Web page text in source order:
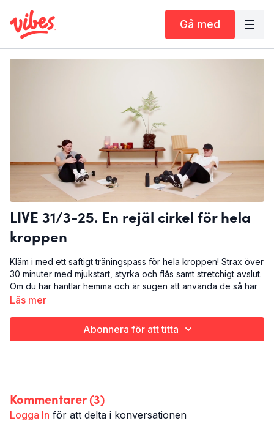
Gå med
LIVE 31/3-25. En rejäl cirkel för hela
kroppen
Kläm i med ett saftigt träningspass för hela kroppen! Strax över
30 minuter med mjukstart, styrka och flås samt stretchigt avslut.
Om du har hantlar hemma och är sugen att använda de så har
vi ett par övningar där de kan komma till nytta! OBS - allt går
Läs mer
Abonnera för att titta
Kommentarer (3)
Logga In för att delta i konversationen